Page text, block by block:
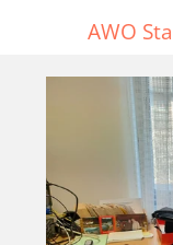
springen
AWO